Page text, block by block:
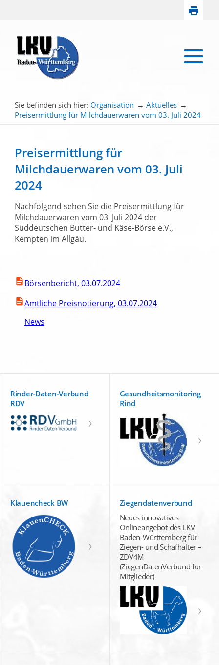
Sie befinden sich hier: Organisation → Aktuelles →
Preisermittlung für Milchdauerwaren vom 03. Juli 2024
Preisermittlung für
Milchdauerwaren vom 03. Juli
2024
Nachfolgend sehen Sie die Preisermittlung für
Milchdauerwaren vom 03. Juli 2024 der
Süddeutschen Butter- und Käse-Börse e.V.,
Kempten im Allgäu.
Börsenbericht, 03.07.2024
Amtliche Preisnotierung, 03.07.2024
News
Rinder-Daten-Verbund
RDV
Gesundheitsmonitoring
Rind
Klauencheck BW
Ziegendatenverbund
Neues innovatives
Onlineangebot des LKV
Baden-Württemberg für
Ziegen- und Schafhalter –
ZDV4M
(ZiegenDatenVerbund für
Mitglieder)